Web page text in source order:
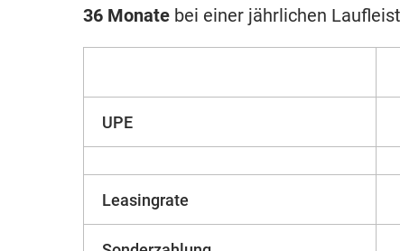
36 Monate bei einer jährlichen
UPE
Leasingrate